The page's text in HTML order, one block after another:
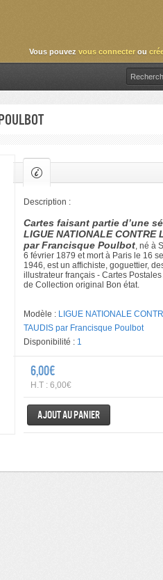
Vous pouvez vous connecter ou
Poulbot
Description :
Cartes faisant partie d’une
LIGUE NATIONALE CONTRE
par Francisque Poulbot, né à
6 février 1879 et mort à Paris le 16
1946, est un affichiste, goguettier,
illustrateur français - Cartes
de Collection original Bon état.
Modèle : LIGUE NATIONALE
TAUDIS par Francisque Poulbot
Disponibilité : 1
6,00€
H.T : 6,00€
Ajout au panier